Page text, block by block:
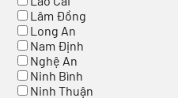
Lâm Đồng
Long An
Nam Định
Nghệ An
Ninh Bình
Ninh Thuận